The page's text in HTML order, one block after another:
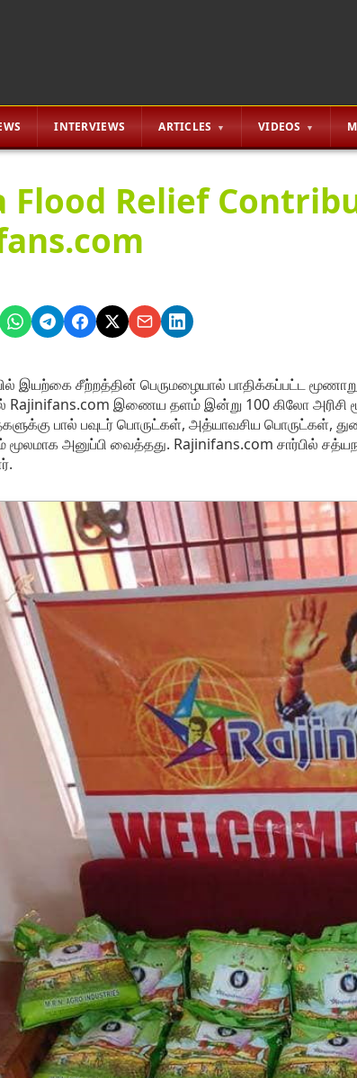
INTERVIEWS ARTICLES VIDEOS
Flood Relief
இயற்கை சீற்றத்தின் பெருமழையால் பாதிக்கப்பட்ட மூணாறு
Rajinifans.com இணைய தளம் இன்று 100 கிலோ
பால் பவுடர் பொருட்கள், அத்யாவசிய
மூலமாக அனுப்பி வைத்தது. Rajinifans.com சார்பில்